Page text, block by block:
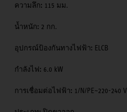
ความลึก: 115 มม.
น้ำหนัก: 2 กก.
อุปกรณ์ป้องกันทางไฟฟ้า: ELCB
กำลังไฟ: 6.0 kW
การเชื่อมต่อไฟฟ้า: 1/N/PE~220-240 V